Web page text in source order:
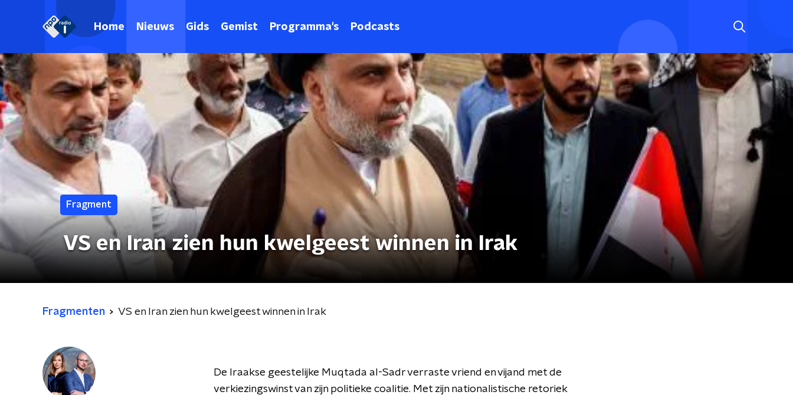
Home Nieuws Gids Gemist Programma's Podcasts
Fragment
VS en Iran zien hun kwelgeest winnen in Irak
Fragmenten VS en Iran zien hun kwelgeest winnen in Irak
De Iraakse geestelijke Muqtada al-Sadr verraste vriend en vijand met de
verkiezingswinst van zijn politieke coalitie. Met zijn nationalistische retoriek